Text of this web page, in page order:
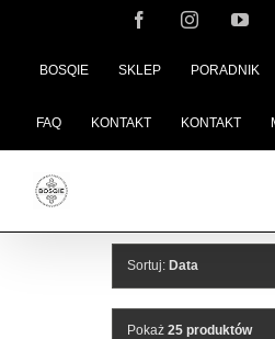
FacebookInstagram
BOSQIE SKLEP PORADNIK
FAQ KONTAKT KONTAKT
Sortuj: Data
Pokaż 25 produktów